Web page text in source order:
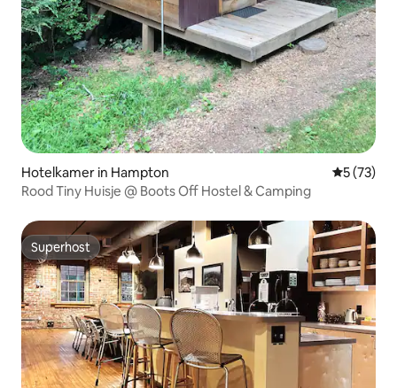
Hotelkamer in Hampton
5 (73)
Rood Tiny Huisje @ Boots Off Hostel & Camping
Superhost
Superhost